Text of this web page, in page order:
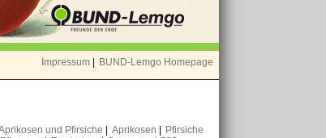
Impressum BUND-Lemgo Homepage
und Pfirsiche Aprikosen
Pfirsiche